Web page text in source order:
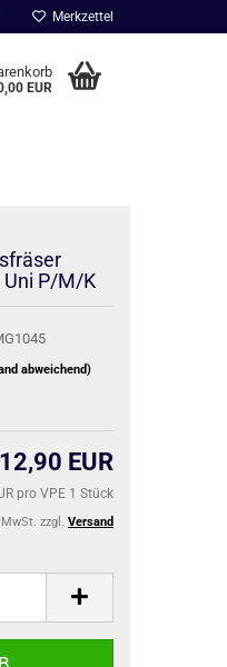
Merkzettel
EUR
Uni P/M/K
abweichend)
EUR
pro VPE 1 Stück
zzgl. Versand